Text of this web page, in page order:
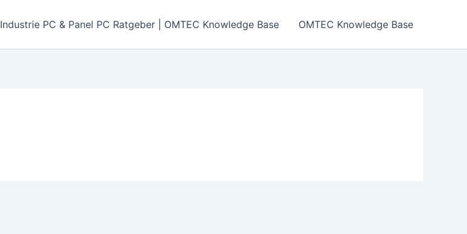
Industrie PC & Panel PC Ratgeber | OMTEC Knowledge Base OMTEC Knowledge Base